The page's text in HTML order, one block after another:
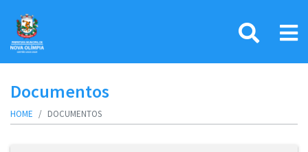
Documentos
HOME DOCUMENTOS